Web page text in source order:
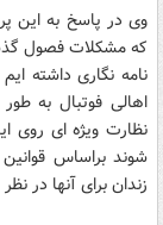
وی در پاسخ به این
که مشکلات فصول
نامه نگاری داشته
اهالی فوتبال به
نظارت ویژه ای روی
شوند براساس
زندان برای آنها در